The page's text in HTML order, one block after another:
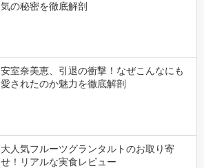
気の秘密を徹底解剖
安室奈美恵、引退の衝撃！なぜこんなにも
愛されたのか魅力を徹底解剖
大人気フルーツグランタルトのお取り寄
せ！リアルな実食レビュー